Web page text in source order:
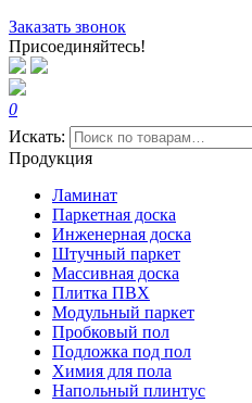
Заказать звонок
Присоединяйтесь!
0
Искать:
Продукция
Ламинат
Паркетная доска
Инженерная доска
Штучный паркет
Массивная доска
Плитка ПВХ
Модульный паркет
Пробковый пол
Подложка под пол
Химия для пола
Напольный плинтус